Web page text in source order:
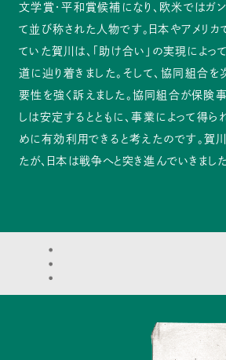
文学賞・平和賞候補になり、欧米ではガ
て並び称された人物です。日本やアメリ
ていた賀川は、「助け合い」の実現によ
道に辿り着きました。そして、協同組合
要性を強く訴えました。協同組合が保険
しは安定するとともに、事業によって得
めに有効利用できると考えたのです。賀
たが、日本は戦争へと突き進んでいきました